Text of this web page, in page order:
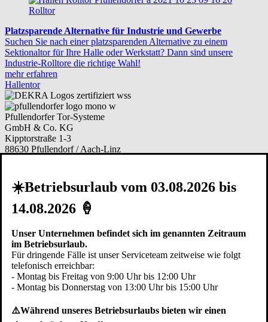
Rolltor
Platzsparende Alternative für Industrie und Gewerbe
Suchen Sie nach einer platzsparenden Alternative zu einem
Sektionaltor für Ihre Halle oder Werkstatt? Dann sind unsere
Industrie-Rolltore die richtige Wahl!
mehr erfahren
☀️Betriebsurlaub vom 03.08.2026 bis
14.08.2026 🍦
Unser Unternehmen befindet sich im genannten Zeitraum
im Betriebsurlaub.
Für dringende Fälle ist unser Serviceteam zeitweise wie folgt
telefonisch erreichbar:
- Montag bis Freitag von 9:00 Uhr bis 12:00 Uhr
- Montag bis Donnerstag von 13:00 Uhr bis 15:00 Uhr
⚠️Während unseres Betriebsurlaubs bieten wir einen
Hallentor
Pfullendorfer Tor-Systeme
GmbH & Co. KG
Kipptorstraße 1-3
88630 Pfullendorf / Aach-Linz
Telefon:
+49 (0)7552 2602-0
Telefax: +49 (0)7552 6855
E-Mail:info@pfullendorfer.de
Häufig besucht:
Garagentor Kaufberatung
Torsysteme im Vergleich
Modernisieren
Garagentor Bildgalerie
Ersatzteile bestellen
Arbeiten bei Pfullendorfer